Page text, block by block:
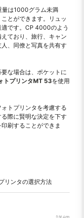
は1000グラム未満
とができます。リュッ
です。CP 4000のよう
ており、旅行、キャン
、同僚と写真を共有す
な場合は、ポケットに
トプリンタMT 53を使用
トプリンタを考慮する
際に賢明な決定を下す
刷することができま
リンタの選択方法